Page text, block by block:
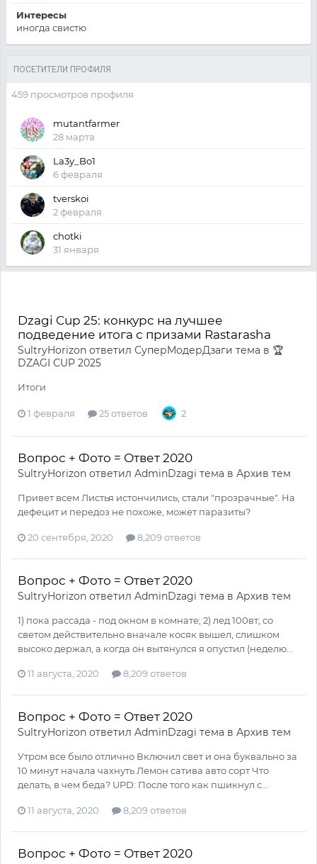
Интересы
иногда свистю
ПОСЕТИТЕЛИ ПРОФИЛЯ
459 просмотров профиля
mutantfarmer
28 марта
La3y_Bo1
6 февраля
tverskoi
2 февраля
chotki
31 января
Dzagi Cup 25: конкурс на лучшее
подведение итога с призами Rastarasha
SultryHorizon ответил СуперМодерДзаги тема в 🏆
DZAGI CUP 2025
Итоги
1 февраля 25 ответов 2
Вопрос + Фото = Ответ 2020
SultryHorizon ответил AdminDzagi тема в Архив тем
Привет всем Листья истончились, стали "прозрачные". На
дефецит и передоз не похоже, может паразиты?
20 сентября, 2020 8,209 ответов
Вопрос + Фото = Ответ 2020
SultryHorizon ответил AdminDzagi тема в Архив тем
1) пока рассада - под окном в комнате; 2) лед 100вт; со
светом действительно вначале косяк вышел, слишком
высоко держал, а когда он вытянулся я опустил (неделю...
11 августа, 2020 8,209 ответов
Вопрос + Фото = Ответ 2020
SultryHorizon ответил AdminDzagi тема в Архив тем
Утром все было отлично Включил свет и она буквально за
10 минут начала чахнуть Лемон сатива авто сорт Что
делать, в чем беда? UPD: После того как пшикнул с...
11 августа, 2020 8,209 ответов
Вопрос + Фото = Ответ 2020